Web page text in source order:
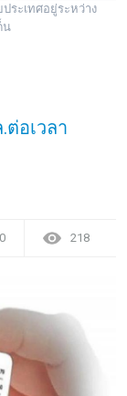
ระเทศอยู่ระหว่าง
น
อเวลา
218